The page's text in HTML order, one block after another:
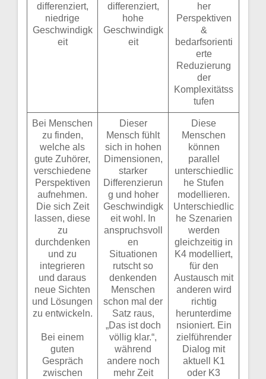
differenziert,
niedrige
Geschwindigk
eit
differenziert,
hohe
Geschwindigk
eit
her
Perspektiven
&
bedarfsorienti
erte
Reduzierung
der
Komplexitätss
tufen
Bei Menschen
zu finden,
welche als
gute Zuhörer,
verschiedene
Perspektiven
aufnehmen.
Die sich Zeit
lassen, diese
zu
durchdenken
und zu
integrieren
und daraus
neue Sichten
und Lösungen
zu entwickeln.
Bei einem
guten
Gespräch
zwischen
Dieser
Mensch fühlt
sich in hohen
Dimensionen,
starker
Differenzierun
g und hoher
Geschwindigk
eit wohl. In
anspruchsvoll
en
Situationen
rutscht so
denkenden
Menschen
schon mal der
Satz raus,
„Das ist doch
völlig klar.“,
während
andere noch
mehr Zeit
Diese
Menschen
können
parallel
unterschiedlic
he Stufen
modellieren.
Unterschiedlic
he Szenarien
werden
gleichzeitig in
K4 modelliert,
für den
Austausch mit
anderen wird
richtig
herunterdime
nsioniert. Ein
zielführender
Dialog mit
aktuell K1
oder K3